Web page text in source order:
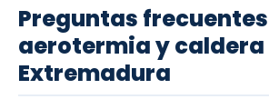
Preguntas
aerotermia y caldera
Extremadura